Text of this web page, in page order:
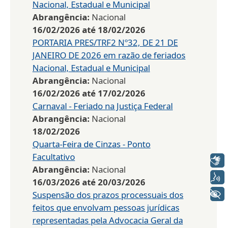
Nacional, Estadual e Municipal
Abrangência: Nacional
16/02/2026 até 18/02/2026
PORTARIA PRES/TRF2 Nº32, DE 21 DE
JANEIRO DE 2026 em razão de feriados
Nacional, Estadual e Municipal
Abrangência: Nacional
16/02/2026 até 17/02/2026
Carnaval - Feriado na Justiça Federal
Abrangência: Nacional
18/02/2026
Quarta-Feira de Cinzas - Ponto
Facultativo
Abrangência: Nacional
16/03/2026 até20/03/2026
Suspensão dos prazos processuais dos
feitos que envolvam pessoas jurídicas
representadas pela Advocacia Geral da
+ Acessibilidade